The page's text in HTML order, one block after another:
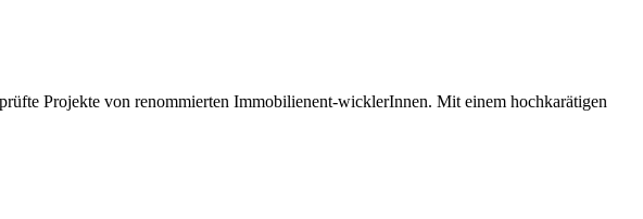
Projekte von renommierten Immobilienent-wicklerInnen. Mit einem hochkarätigen